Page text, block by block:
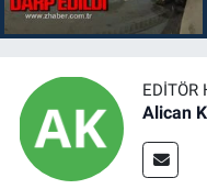
EDITÖR
Alican